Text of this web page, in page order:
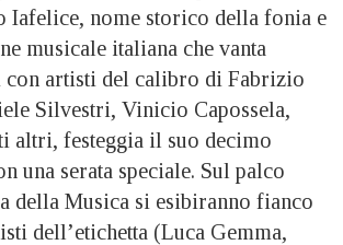
Iafelice, nome storico della fonia e
musicale italiana che vanta
artisti del calibro di Fabrizio
Silvestri, Vinicio Capossela,
altri, festeggia il suo decimo
una serata speciale. Sul palco
della Musica si esibiranno fianco
dell’etichetta (Luca Gemma,